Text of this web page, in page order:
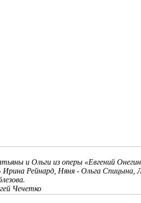
и Ольги из оперы «Евгений
Ирина Рейнард, Няня - Ольга Спицына,
Чечетко